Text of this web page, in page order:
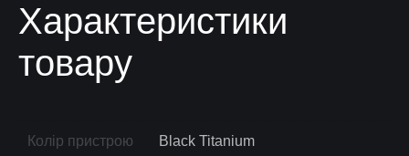
Характеристики
товару
Колір пристрою Black Titanium